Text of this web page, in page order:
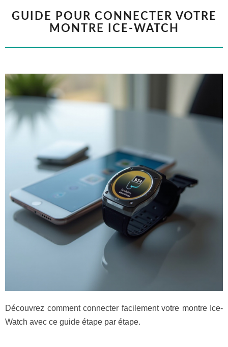
GUIDE POUR CONNECTER VOTRE
MONTRE ICE-WATCH
Découvrez comment connecter facilement votre montre Ice-
Watch avec ce guide étape par étape.